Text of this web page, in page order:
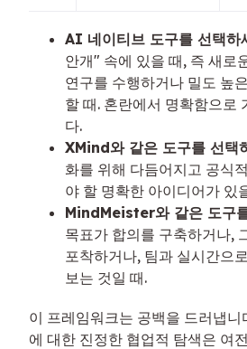
AI 네이티브 도구를 선택하
안개" 속에 있을 때, 즉 새로
연구를 수행하거나 밀도 높
할 때. 혼란에서 명확함으로
다.
XMind와 같은 도구를 선택
화를 위해 다듬어지고 공식
야 할 명확한 아이디어가 있
MindMeister와 같은 도구
목표가 합의를 구축하거나,
포착하거나, 팀과 실시간으
보는 것일 때.
이 프레임워크는 공백을 드러냅니
에 대한 진정한 협업적 탐색은 여